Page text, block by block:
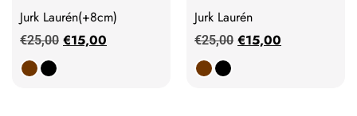
Jurk Laurén(+8cm)
€25,00 €15,00
Jurk Laurén
€25,00 €15,00